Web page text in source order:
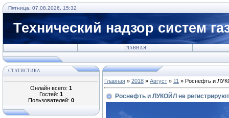
Пятница, 07.08.2026, 15:32
Технический надзор систем
ГЛАВНАЯ
СТАТИСТИКА
Онлайн всего: 1
Гостей: 1
Пользователей: 0
Главная » 2018 » Август » 11 » Роснефть и
Роснефть и ЛУКОЙЛ не